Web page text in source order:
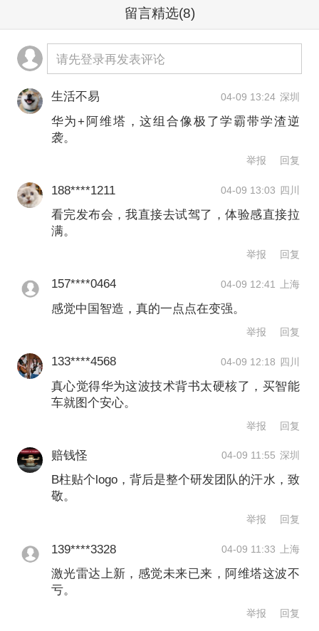
再次请来了华为智能汽车解决方案BU
CEO靳玉志和阿维塔07全球代言人姚安
娜，向华为4000名员工代表交付新车。
但另一方面，随着华为和越来越多的品
牌深入合作，阿维塔也面临着差异化突
围的挑战。去年3月至12月，根据阿维塔
公布的数据，品牌曾连续10个月销量破
万，主力车型为阿维塔07。进入2026年
后，随着整体行情的回落，阿维塔已连
今年3月，头部新势力品牌月销量已突破
3万辆，TOP10的入围门槛升至2万辆以
上，而阿维塔当月销量为5143辆，和头
部的差距进一步拉大。
下，阿维塔显然需要推出更多的车型应
对市场变化。王辉此前曾表示，预计
2030年将与华为联合推出17款产品。新
12和06T的上市能否在4月助推阿维塔重
回月销量过万的水平，将直接决定其在
新一轮行业洗牌中的位置。
留言精选(8)
请先登录再发表评论
生活不易 04-09 13:24 深圳
华为+阿维塔，这组合像极了学霸带学渣逆
袭。
举报 回复
188****1211 04-09 13:03 四川
看完发布会，我直接去试驾了，体验感直接拉
满。
举报 回复
157****0464 04-09 12:41 上海
感觉中国智造，真的一点点在变强。
举报 回复
133****4568 04-09 12:18 四川
真心觉得华为这波技术背书太硬核了，买智能
车就图个安心。
举报 回复
赔钱怪 04-09 11:55 深圳
B柱贴个logo，背后是整个研发团队的汗水，致
敬。
举报 回复
139****3328 04-09 11:33 上海
激光雷达上新，感觉未来已来，阿维塔这波不
亏。
举报 回复